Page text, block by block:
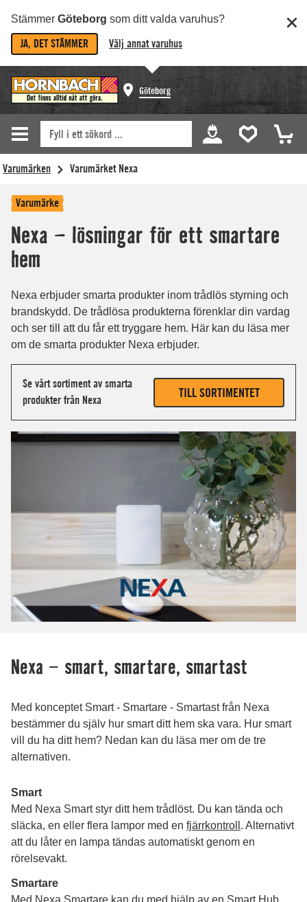
Stämmer Göteborg som ditt valda varuhus?
JA, DET STÄMMER Välj annat varuhus
Göteborg